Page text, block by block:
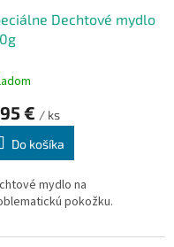
Dechtové mydlo
€ / ks
Do košíka
mydlo na
pokožku.